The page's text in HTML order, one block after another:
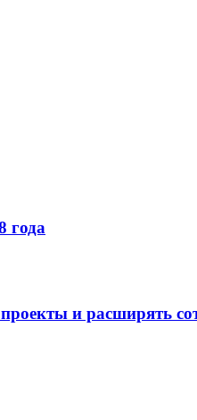
года
и расширять